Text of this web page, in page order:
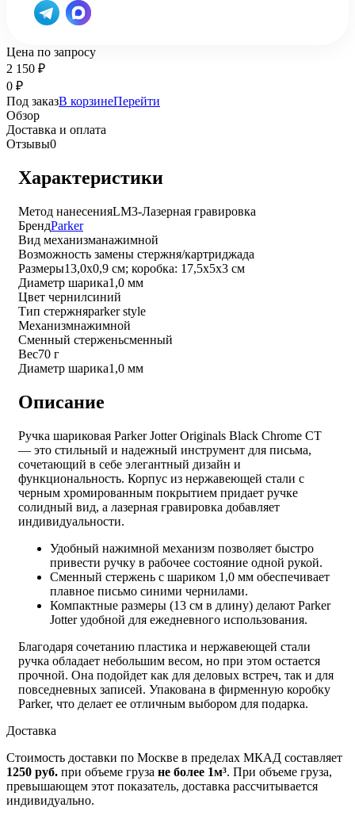
Цена по запросу
2 150 ₽
0 ₽
Под заказВ корзинеПерейти
Обзор
Доставка и оплата
Отзывы0
Характеристики
Метод нанесенияLM3-Лазерная гравировка
БрендParker
Вид механизманажимной
Возможность замены стержня/картриджада
Размеры13,0х0,9 см; коробка: 17,5х5х3 см
Диаметр шарика1,0 мм
Цвет чернилсиний
Тип стержняparker style
Механизмнажимной
Сменный стерженьсменный
Вес70 г
Диаметр шарика1,0 мм
Описание
Ручка шариковая Parker Jotter Originals Black Chrome CT
— это стильный и надежный инструмент для письма,
сочетающий в себе элегантный дизайн и
функциональность. Корпус из нержавеющей стали с
черным хромированным покрытием придает ручке
солидный вид, а лазерная гравировка добавляет
индивидуальности.
Удобный нажимной механизм позволяет быстро
привести ручку в рабочее состояние одной рукой.
Сменный стержень с шариком 1,0 мм обеспечивает
плавное письмо синими чернилами.
Компактные размеры (13 см в длину) делают Parker
Jotter удобной для ежедневного использования.
Благодаря сочетанию пластика и нержавеющей стали
ручка обладает небольшим весом, но при этом остается
прочной. Она подойдет как для деловых встреч, так и для
повседневных записей. Упакована в фирменную коробку
Parker, что делает ее отличным выбором для подарка.
Доставка
Стоимость доставки по Москве в пределах МКАД составляет
1250 руб. при объеме груза не более 1м³. При объеме груза,
превышающем этот показатель, доставка рассчитывается
индивидуально.